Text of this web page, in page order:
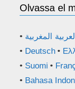
Olvassa el
العربية المغربية
Deutsch
Suomi
Bahasa